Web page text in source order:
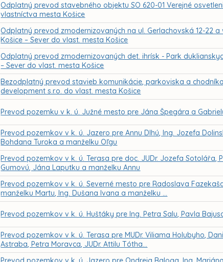
Odplatný prevod stavebného objektu SO 620-01 Verejné
vlastníctva mesta Košice
Odplatný prevod zmodernizovaných na ul. Gerlachovská 12-22
Košice – Sever do vlast. mesta Košice
Odplatný prevod zmodernizovaných det. ihrísk - Park
– Sever do vlast. mesta Košice
Bezodplatný prevod stavieb komunikácie, parkoviska a
development s.r.o. do vlast. mesta Košice
Prevod pozemku v k. ú. Južné mesto pre Jána Špegára a
Prevod pozemkov v k. ú. Jazero pre Annu Dlhú, Ing. Jozefa
Bohdana Turoka a manželku Oľgu
Prevod pozemkov v k. ú. Terasa pre doc. JUDr. Jozefa Sotolářa,
Gumovú, Jána Laputku a manželku Annu
Prevod pozemkov v k. ú. Severné mesto pre Radoslava
manželku Martu, Ing. Dušana Ivana a manželku ...
Prevod pozemkov v k. ú. Huštáky pre Ing. Petra Salu, Pavla
Prevod pozemkov v k. ú. Terasa pre MUDr. Viliama Holubyho,
Astraba, Petra Moravca, JUDr. Attilu Tótha...